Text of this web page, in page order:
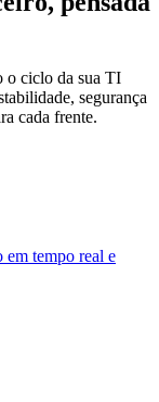
o ciclo da sua TI
segurança
cada frente.
em tempo real e